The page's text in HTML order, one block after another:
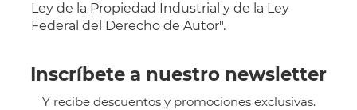
Ley de la Propiedad Industrial y de la Ley
Federal del Derecho de Autor".
Inscríbete a nuestro newsletter
Y recibe descuentos y promociones exclusivas.